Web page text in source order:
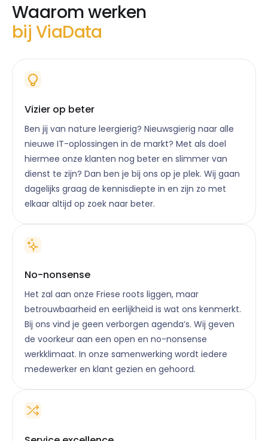
Waarom werken
bij ViaData
Vizier op beter
Ben jij van nature leergierig? Nieuwsgierig naar alle
nieuwe IT-oplossingen in de markt? Met als doel
hiermee onze klanten nog beter en slimmer van
dienst te zijn? Dan ben je bij ons op je plek. Wij gaan
dagelijks graag de kennisdiepte in en zijn zo met
elkaar altijd op zoek naar beter.
No-nonsense
Het zal aan onze Friese roots liggen, maar
betrouwbaarheid en eerlijkheid is wat ons kenmerkt.
Bij ons vind je geen verborgen agenda’s. Wij geven
de voorkeur aan een open en no-nonsense
werkklimaat. In onze samenwerking wordt iedere
medewerker en klant gezien en gehoord.